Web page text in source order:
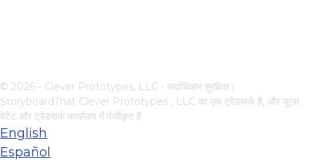
© 2026 - Clever Prototypes, LLC - सर्वाधिकार सुरक्षित।
StoryboardThat Clever Prototypes , LLC का एक ट्रेडमार्क है, और यूएस
पेटेंट और ट्रेडमार्क कार्यालय में पंजीकृत है
English
Español